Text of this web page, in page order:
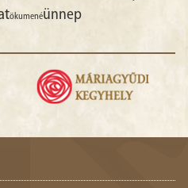
ökumenéünnep